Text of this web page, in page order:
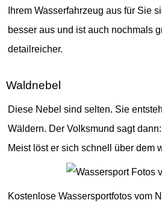
Ihrem Wasserfahrzeug aus für Sie
besser aus und ist auch nochmals
detailreicher.
Waldnebel
Diese Nebel sind selten. Sie
Wäldern. Der Volksmund sagt
Meist löst er sich schnell über dem
Kostenlose Wassersportfotos vom